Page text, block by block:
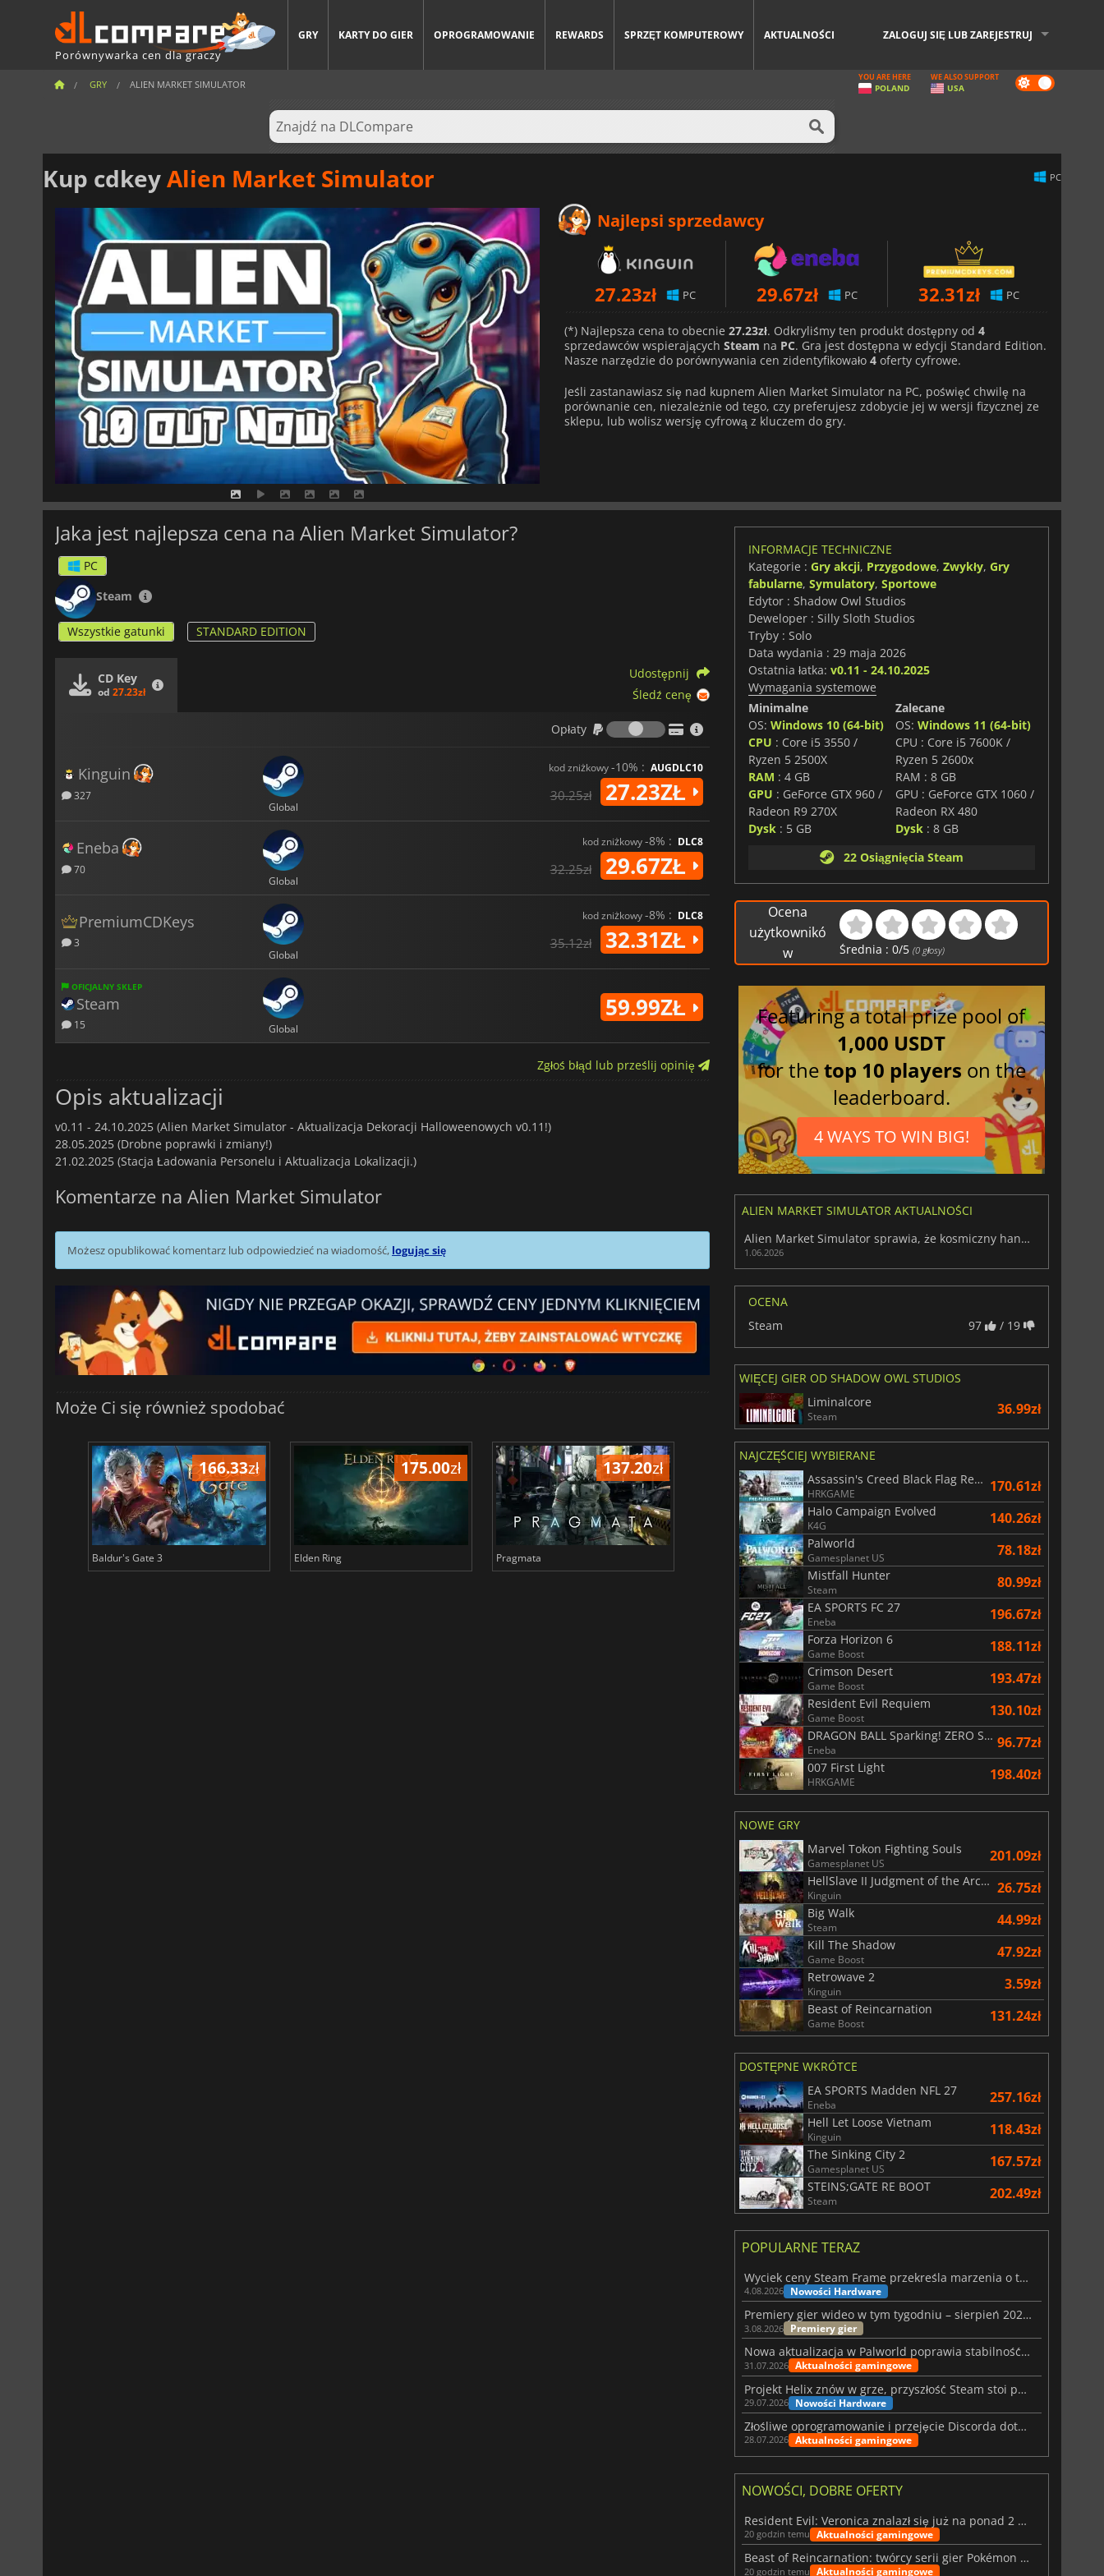
Porównywarka cen dla graczy
GRY KARTY DO GIER OPROGRAMOWANIE REWARDS SPRZĘT KOMPUTEROWY AKTUALNOŚCI ZALOGUJ SIĘ LUB ZAREJESTRUJ
GRY ALIEN MARKET SIMULATOR Dark
mode
YOU ARE HERE
POLAND
WE ALSO SUPPORT
USA
Kup cdkeyAlien Market Simulator PC
Najlepsi sprzedawcy
27.23zł PC 29.67zł PC 32.31zł PC
(*) Najlepsza cena to obecnie 27.23zł. Odkryliśmy ten produkt dostępny od 4
sprzedawców wspierających Steam na PC. Gra jest dostępna w edycji Standard Edition.
Nasze narzędzie do porównywania cen zidentyfikowało 4 oferty cyfrowe.
Jeśli zastanawiasz się nad kupnem Alien Market Simulator na PC, poświęć chwilę na
porównanie cen, niezależnie od tego, czy preferujesz zdobycie jej w wersji fizycznej ze
sklepu, lub wolisz wersję cyfrową z kluczem do gry.
Jaka jest najlepsza cena na Alien Market Simulator?
PC
Steam
Wszystkie gatunki STANDARD EDITION
CD Key
od 27.23zł
Udostępnij
Śledź cenę
Opłaty
Opłaty
Kinguin
327
Global
kod zniżkowy-10% : AUGDLC10
30.25zł 27.23ZŁ
Eneba
70
Global
kod zniżkowy-8% : DLC8
32.25zł 29.67ZŁ
PremiumCDKeys
3
Global
kod zniżkowy-8% : DLC8
35.12zł 32.31ZŁ
OFICJALNY SKLEP
Steam
15 Global
59.99ZŁ
Zgłoś błąd lub prześlij opinię
Opis aktualizacji
v0.11 - 24.10.2025 (Alien Market Simulator - Aktualizacja Dekoracji Halloweenowych v0.11!)
28.05.2025 (Drobne poprawki i zmiany!)
21.02.2025 (Stacja Ładowania Personelu i Aktualizacja Lokalizacji.)
Komentarze na Alien Market Simulator
Możesz opublikować komentarz lub odpowiedzieć na wiadomość, logując się
Może Ci się również spodobać
166.33zł
Baldur's Gate 3
175.00zł
Elden Ring
137.20zł
Pragmata Total War WARHAMMER 3
INFORMACJE TECHNICZNE
Kategorie : Gry akcji, Przygodowe, Zwykły, Gry
fabularne, Symulatory, Sportowe
Edytor : Shadow Owl Studios
Deweloper : Silly Sloth Studios
Tryby : Solo
Data wydania : 29 maja 2026
Ostatnia łatka: v0.11 - 24.10.2025
Wymagania systemowe
Minimalne
OS: Windows 10 (64-bit)
CPU : Core i5 3550 /
Ryzen 5 2500X
RAM : 4 GB
GPU : GeForce GTX 960 /
Radeon R9 270X
Dysk: 5 GB
Zalecane
OS:Windows 11 (64-bit)
CPU : Core i5 7600K /
Ryzen 5 2600x
RAM : 8 GB
GPU : GeForce GTX 1060 /
Radeon RX 480
Dysk : 8 GB
22 Osiągnięcia Steam
Ocena
użytkownikó
w
Średnia :0/5 (0 głosy)
Featuring a total prize pool of
1,000 USDT
for thetop 10 players on the
leaderboard.
4 WAYS TO WIN BIG!
ALIEN MARKET SIMULATOR AKTUALNOŚCI
Alien Market Simulator sprawia, że kosmiczny handel detaliczny wciąga
1.06.2026
OCENA
Steam
97 / 19
WIĘCEJ GIER OD SHADOW OWL STUDIOS
Liminalcore
Steam 36.99zł
NAJCZĘŚCIEJ WYBIERANE
Assassin's Creed Black Flag Resynced
HRKGAME 170.61zł
Halo Campaign Evolved
K4G 140.26zł
Palworld
Gamesplanet US 78.18zł
Mistfall Hunter
Steam 80.99zł
EA SPORTS FC 27
Eneba 196.67zł
Forza Horizon 6
Game Boost 188.11zł
Crimson Desert
Game Boost 193.47zł
Resident Evil Requiem
Game Boost 130.10zł
DRAGON BALL Sparking! ZERO Super Limit Breaking NEO
Eneba 96.77zł
007 First Light
HRKGAME 198.40zł
NOWE GRY
Marvel Tokon Fighting Souls
Gamesplanet US 201.09zł
HellSlave II Judgment of the Archon
Kinguin 26.75zł
Big Walk
Steam 44.99zł
Kill The Shadow
Game Boost 47.92zł
Retrowave 2
Kinguin 3.59zł
Beast of Reincarnation
Game Boost 131.24zł
DOSTĘPNE WKRÓTCE
EA SPORTS Madden NFL 27
Eneba 257.16zł
Hell Let Loose Vietnam
Kinguin 118.43zł
The Sinking City 2
Gamesplanet US 167.57zł
STEINS;GATE RE BOOT
Steam 202.49zł
POPULARNE TERAZ
Wyciek ceny Steam Frame przekreśla marzenia o tanim zestawie VR
4.08.2026 Nowości Hardware
Premiery gier wideo w tym tygodniu – sierpień 2026 r. (32. tydzień)
3.08.2026 Premiery gier
Nowa aktualizacja w Palworld poprawia stabilność Sunreach i walk z bossami
31.07.2026 Aktualności gamingowe
Projekt Helix znów w grze, przyszłość Steam stoi pod znakiem zapytania
29.07.2026 Nowości Hardware
Złośliwe oprogramowanie i przejęcie Discorda dotknęły Meccha Chameleon
28.07.2026 Aktualności gamingowe
NOWOŚCI, DOBRE OFERTY
Resident Evil: Veronica znalazł się już na ponad 2 milionach list życzeń
20 godzin temu Aktualności gamingowe
Beast of Reincarnation: twórcy serii gier Pokémon wkraczają na nową ścieżkę
20 godzin temu Aktualności gamingowe